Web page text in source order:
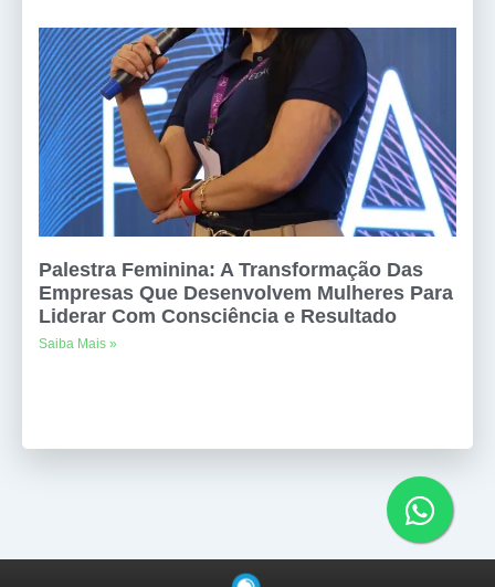
Palestra Feminina: A Transformação Das
Empresas Que Desenvolvem Mulheres Para
Liderar Com Consciência e Resultado
Saiba Mais »